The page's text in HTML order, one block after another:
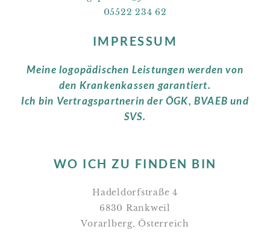
05522 234 62
IMPRESSUM
Meine logopädischen Leistungen werden von
den Krankenkassen garantiert.
Ich bin Vertragspartnerin der ÖGK, BVAEB und
SVS.
WO ICH ZU FINDEN BIN
Hadeldorfstraße 4
6830 Rankweil
Vorarlberg, Österreich